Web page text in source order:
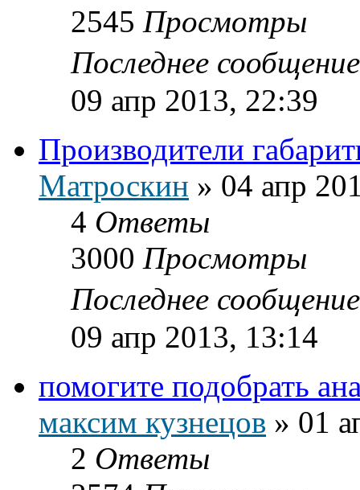
2545 Просмотры
Последнее
09 апр 2013, 22:39
Производители
Матроскин » 04 апр
4 Ответы
3000 Просмотры
Последнее
09 апр 2013, 13:14
помогите подобрать
максим кузнецов » 01
2 Ответы